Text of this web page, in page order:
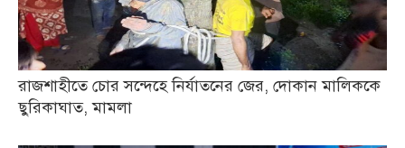
রাজশাহীতে চোর সন্দেহে নির্যাতনের জের, দোকান মালিককে
ছুরিকাঘাত, মামলা